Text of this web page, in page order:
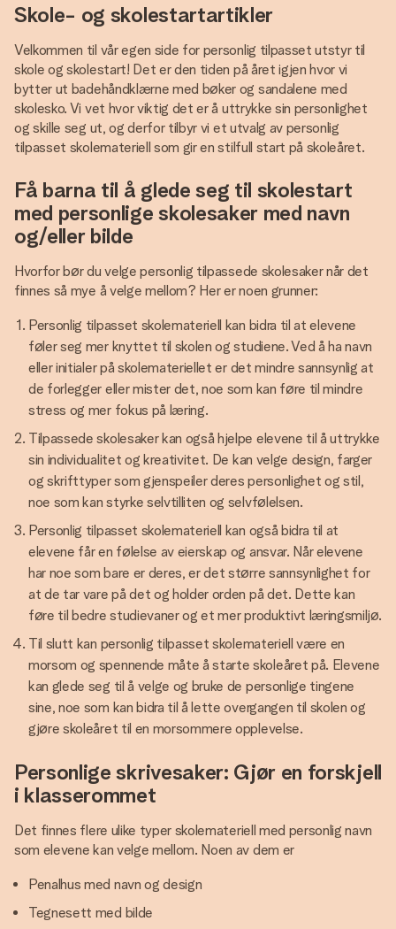
Skole- og skolestartartikler
Velkommen til vår egen side for personlig tilpasset utstyr til
skole og skolestart! Det er den tiden på året igjen hvor vi
bytter ut badehåndklærne med bøker og sandalene med
skolesko. Vi vet hvor viktig det er å uttrykke sin personlighet
og skille seg ut, og derfor tilbyr vi et utvalg av personlig
tilpasset skolemateriell som gir en stilfull start på skoleåret.
Få barna til å glede seg til skolestart
med personlige skolesaker med navn
og/eller bilde
Hvorfor bør du velge personlig tilpassede skolesaker når det
finnes så mye å velge mellom? Her er noen grunner:
Personlig tilpasset skolemateriell kan bidra til at elevene
føler seg mer knyttet til skolen og studiene. Ved å ha navn
eller initialer på skolemateriellet er det mindre sannsynlig at
de forlegger eller mister det, noe som kan føre til mindre
stress og mer fokus på læring.
Tilpassede skolesaker kan også hjelpe elevene til å uttrykke
sin individualitet og kreativitet. De kan velge design, farger
og skrifttyper som gjenspeiler deres personlighet og stil,
noe som kan styrke selvtilliten og selvfølelsen.
Personlig tilpasset skolemateriell kan også bidra til at
elevene får en følelse av eierskap og ansvar. Når elevene
har noe som bare er deres, er det større sannsynlighet for
at de tar vare på det og holder orden på det. Dette kan
føre til bedre studievaner og et mer produktivt læringsmiljø.
Til slutt kan personlig tilpasset skolemateriell være en
morsom og spennende måte å starte skoleåret på. Elevene
kan glede seg til å velge og bruke de personlige tingene
sine, noe som kan bidra til å lette overgangen til skolen og
gjøre skoleåret til en morsommere opplevelse.
Personlige skrivesaker: Gjør en forskjell
i klasserommet
Det finnes flere ulike typer skolemateriell med personlig navn
som elevene kan velge mellom. Noen av dem er
Penalhus med navn og design
Tegnesett med bilde